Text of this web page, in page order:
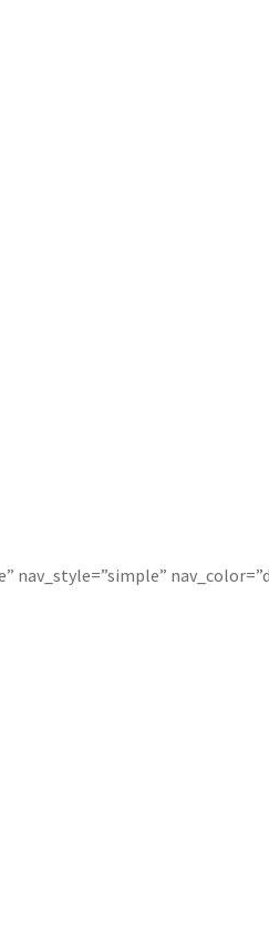
nav_style=”simple”